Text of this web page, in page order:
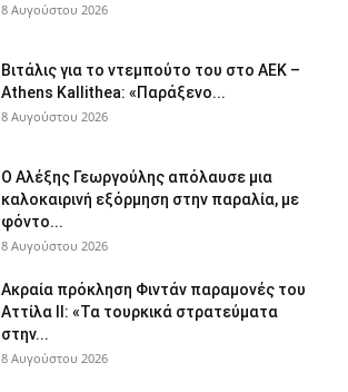
8 Αυγούστου 2026
Βιτάλις για το ντεμπούτο του στο ΑΕΚ –
Athens Kallithea: «Παράξενο...
8 Αυγούστου 2026
Ο Αλέξης Γεωργούλης απόλαυσε μια
καλοκαιρινή εξόρμηση στην παραλία, με
φόντο...
8 Αυγούστου 2026
Ακραία πρόκληση Φιντάν παραμονές του
Αττίλα ΙΙ: «Τα τουρκικά στρατεύματα
στην...
8 Αυγούστου 2026